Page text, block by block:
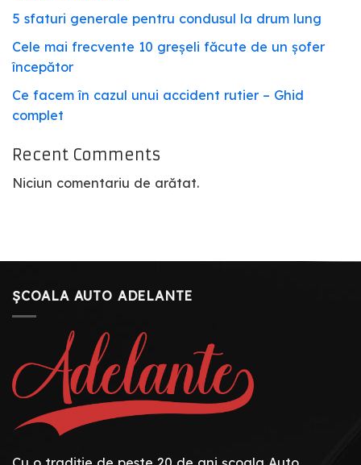
5 sfaturi generale pentru condusul la drum lung
Cele mai frecvente 10 greșeli făcute de un șofer
începător
Ce facem în cazul unui accident rutier – Ghid
complet
Recent Comments
Niciun comentariu de arătat.
ȘCOALA AUTO ADELANTE